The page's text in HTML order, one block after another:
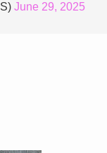
June 29, 2025